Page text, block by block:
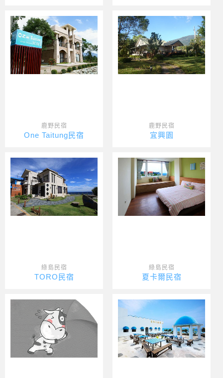
鹿野民宿
One Taitung民宿
鹿野民宿
宜興園
綠島民宿
TORO民宿
綠島民宿
夏卡爾民宿